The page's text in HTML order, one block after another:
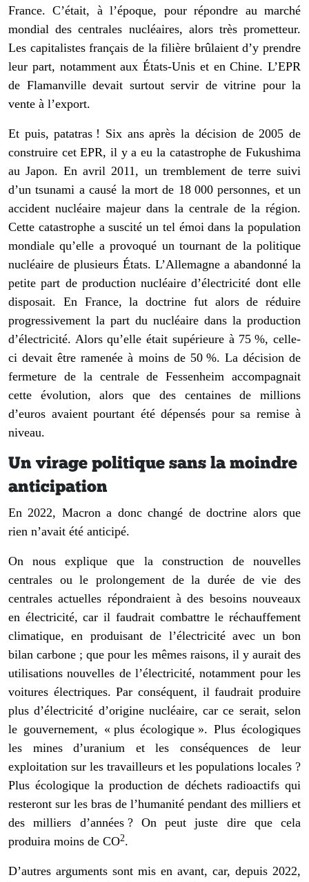
France. C’était, à l’époque, pour répondre au marché
mondial des centrales nucléaires, alors très prometteur.
Les capitalistes français de la filière brûlaient d’y prendre
leur part, notamment aux États-Unis et en Chine. L’EPR
de Flamanville devait surtout servir de vitrine pour la
vente à l’export.
Et puis, patatras ! Six ans après la décision de 2005 de
construire cet EPR, il y a eu la catastrophe de Fukushima
au Japon. En avril 2011, un tremblement de terre suivi
d’un tsunami a causé la mort de 18 000 personnes, et un
accident nucléaire majeur dans la centrale de la région.
Cette catastrophe a suscité un tel émoi dans la population
mondiale qu’elle a provoqué un tournant de la politique
nucléaire de plusieurs États. L’Allemagne a abandonné la
petite part de production nucléaire d’électricité dont elle
disposait. En France, la doctrine fut alors de réduire
progressivement la part du nucléaire dans la production
d’électricité. Alors qu’elle était supérieure à 75 %, celle-
ci devait être ramenée à moins de 50 %. La décision de
fermeture de la centrale de Fessenheim accompagnait
cette évolution, alors que des centaines de millions
d’euros avaient pourtant été dépensés pour sa remise à
niveau.
Un virage politique sans la moindre
anticipation
En 2022, Macron a donc changé de doctrine alors que
rien n’avait été anticipé.
On nous explique que la construction de nouvelles
centrales ou le prolongement de la durée de vie des
centrales actuelles répondraient à des besoins nouveaux
en électricité, car il faudrait combattre le réchauffement
climatique, en produisant de l’électricité avec un bon
bilan carbone ; que pour les mêmes raisons, il y aurait des
utilisations nouvelles de l’électricité, notamment pour les
voitures électriques. Par conséquent, il faudrait produire
plus d’électricité d’origine nucléaire, car ce serait, selon
le gouvernement, « plus écologique ». Plus écologiques
les mines d’uranium et les conséquences de leur
exploitation sur les travailleurs et les populations locales ?
Plus écologique la production de déchets radioactifs qui
resteront sur les bras de l’humanité pendant des milliers et
des milliers d’années ? On peut juste dire que cela
produira moins de CO2.
D’autres arguments sont mis en avant, car, depuis 2022,